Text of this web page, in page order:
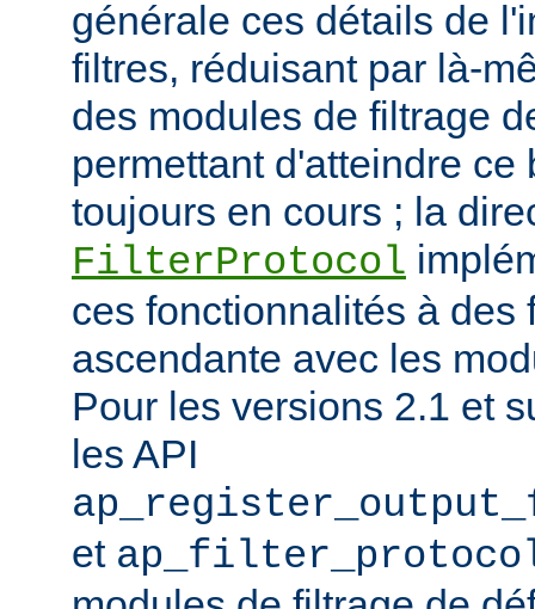
générale ces détails de
filtres, réduisant par là-
des modules de filtrage
permettant d'atteindre ce
toujours en cours ; la
FilterProtocol
ces fonctionnalités à des
ascendante avec les
Pour les versions 2.1 et
les API
et